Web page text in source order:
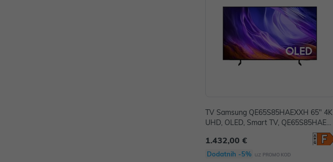
TV Samsung QE65S85HAEXXH 65" 4K
UHD, OLED, Smart TV, QE65S85HAEXX
1.432,00 €
Dodatnih -5% uz PROMO KOD